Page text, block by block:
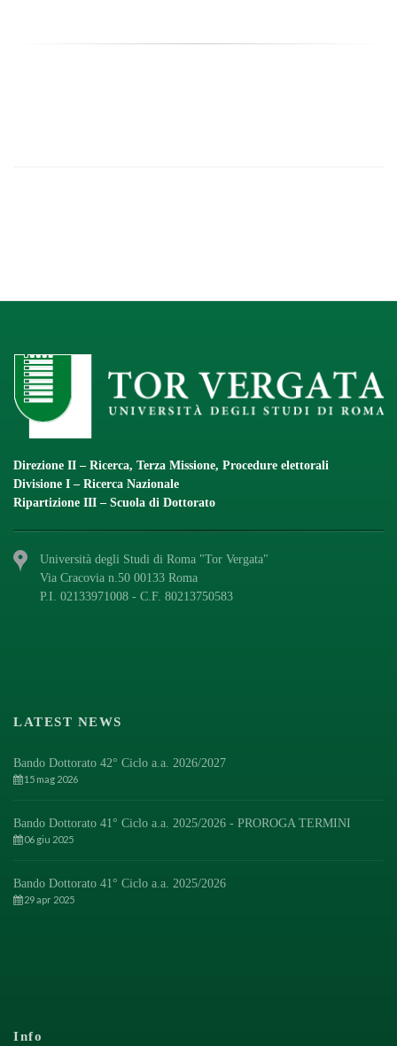
Direzione II – Ricerca, Terza Missione, Procedure elettorali
Divisione I – Ricerca Nazionale
Ripartizione III – Scuola di Dottorato
Università degli Studi di Roma "Tor Vergata"
Via Cracovia n.50 00133 Roma
P.I. 02133971008 - C.F. 80213750583
LATEST NEWS
Bando Dottorato 42° Ciclo a.a. 2026/2027
15 mag 2026
Bando Dottorato 41° Ciclo a.a. 2025/2026 - PROROGA TERMINI
06 giu 2025
Bando Dottorato 41° Ciclo a.a. 2025/2026
29 apr 2025
Info